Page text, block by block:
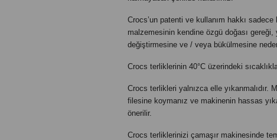
Crocs’un patenti ve kullanım hakkı
malzemesinin kendine özgü doğası
değiştirmesine ve / veya bükülmesine
Crocs terliklerinin 40°C üzerindeki
Crocs terlikleri yalnızca elle yıkanmalıdır.
filesine koymanız ve makinenin hassas
önerilir.
Crocs terliklerinizi çamaşır makinesinde